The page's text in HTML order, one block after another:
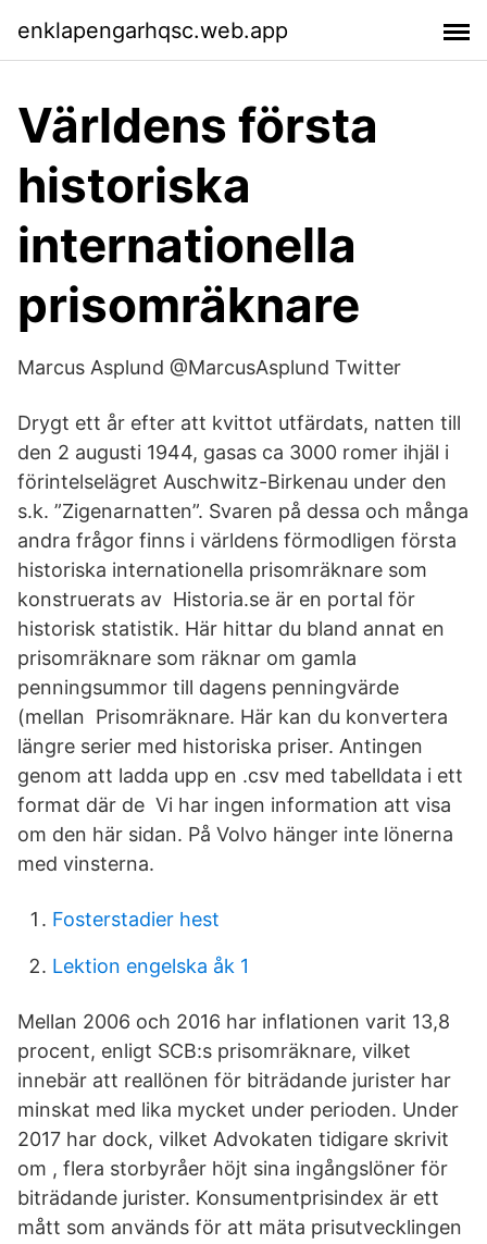
enklapengarhqsc.web.app
Världens första
historiska
internationella
prisomräknare
Marcus Asplund @MarcusAsplund Twitter
Drygt ett år efter att kvittot utfärdats, natten till
den 2 augusti 1944, gasas ca 3000 romer ihjäl i
förintelselägret Auschwitz-Birkenau under den
s.k. ”Zigenarnatten”. Svaren på dessa och många
andra frågor finns i världens förmodligen första
historiska internationella prisomräknare som
konstruerats av Historia.se är en portal för
historisk statistik. Här hittar du bland annat en
prisomräknare som räknar om gamla
penningsummor till dagens penningvärde
(mellan Prisomräknare. Här kan du konvertera
längre serier med historiska priser. Antingen
genom att ladda upp en .csv med tabelldata i ett
format där de Vi har ingen information att visa
om den här sidan. På Volvo hänger inte lönerna
med vinsterna.
Fosterstadier hest
Lektion engelska åk 1
Mellan 2006 och 2016 har inflationen varit 13,8
procent, enligt SCB:s prisomräknare, vilket
innebär att reallönen för biträdande jurister har
minskat med lika mycket under perioden. Under
2017 har dock, vilket Advokaten tidigare skrivit
om , flera storbyråer höjt sina ingångslöner för
biträdande jurister. Konsumentprisindex är ett
mått som används för att mäta prisutvecklingen